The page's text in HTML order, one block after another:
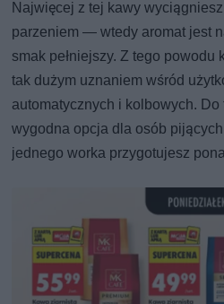
Najwięcej z tej kawy
parzeniem — wtedy aromat jest
smak pełniejszy. Z tego powodu
tak dużym uznaniem wśród
automatycznych i kolbowych.
wygodna opcja dla osób
jednego worka przygotujesz